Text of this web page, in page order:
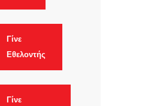
Γίνε
Εθελοντής
Γίνε